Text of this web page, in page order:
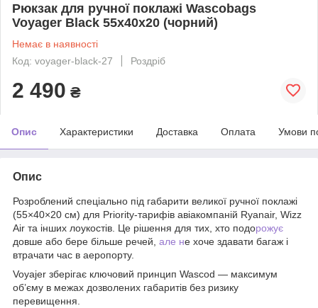
Рюкзак для ручної поклажі Wascobags
Voyager Black 55х40х20 (чорний)
Немає в наявності
Код: voyager-black-27
Роздріб
2 490 ₴
Опис Характеристики Доставка Оплата Умови
Опис
Розроблений спеціально під габарити великої ручної поклажі
(55×40×20 см) для Priority-тарифів авіакомпаній Ryanair, Wizz
Air та інших лоукостів. Це рішення для тих, хто подорожує
довше або бере більше речей, але не хоче здавати багаж і
втрачати час в аеропорту.
Voyajer зберігає ключовий принцип Wascod — максимум
об’єму в межах дозволених габаритів без ризику
перевищення.